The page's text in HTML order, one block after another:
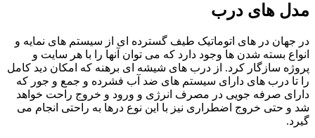
مدل های درب
در جهان در های اتوماتیک طیف گسترده ای از سیستم های نمایه و
انواع بسته شدن ها وجود دارد که می توان آنها را با هر سایت و
پروژه سازگار کرد. از درب های شیشه ای برهنه که امکان دید کامل
را تا درب های دارای سیستم های ضد آب فشرده و جمع و جور که
دارای صرفه جویی در مصرف انرژی و ورود و خروج راحت خواهد
شد و حتی خروج اضطراری نیز با این نوع درها به راحتی انجام می
گیرد.